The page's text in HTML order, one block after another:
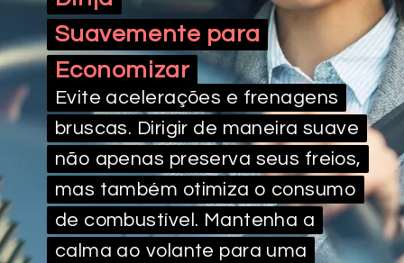
Suavemente para
Economizar
Suavemente para
Economizar
Evite acelerações e frenagens
bruscas. Dirigir de maneira suave
não apenas preserva seus freios,
mas também otimiza o consumo
de combustível. Mantenha a
calma ao volante para uma
Evite acelerações e frenagens
bruscas. Dirigir de maneira suave
não apenas preserva seus freios,
mas também otimiza o consumo
de combustível. Mantenha a
calma ao volante para uma